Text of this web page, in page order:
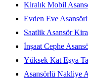
Kiralık Mobil
Evden Eve
Saatlik Asansör
İnşaat Cephe
Yüksek Kat Eşya
Asansörlü Nakliye